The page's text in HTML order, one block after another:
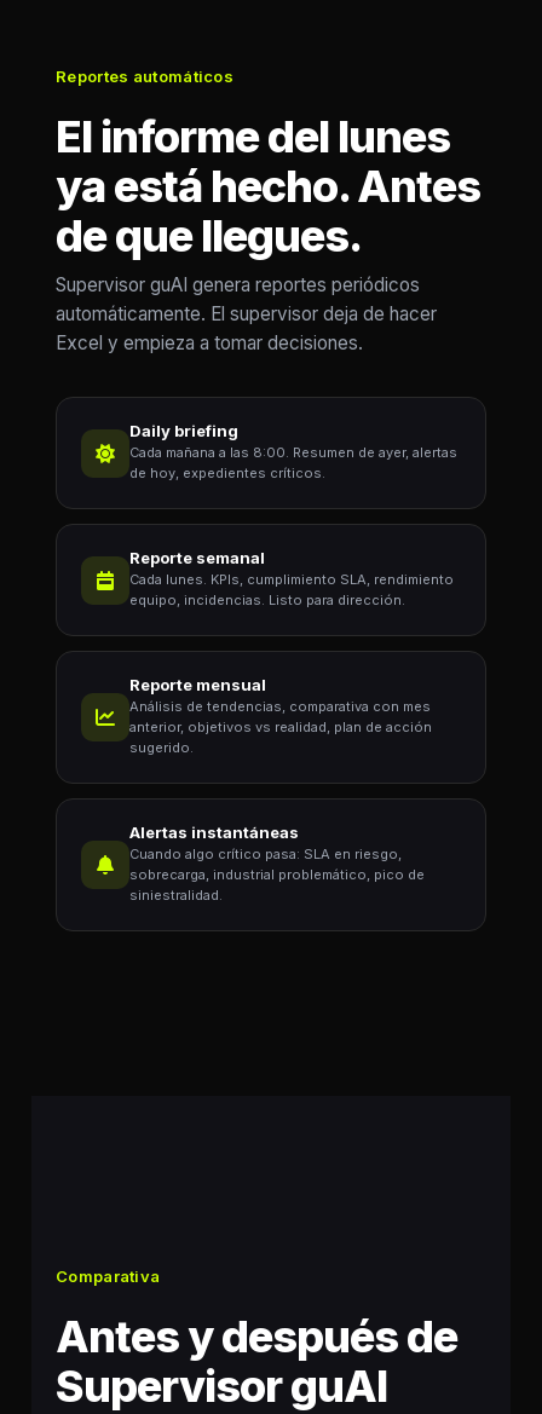
Reportes automáticos
El informe del lunes
ya está hecho. Antes
de que llegues.
Supervisor guAI genera reportes periódicos
automáticamente. El supervisor deja de hacer
Excel y empieza a tomar decisiones.
Daily briefing
Cada mañana a las 8:00. Resumen de ayer, alertas
de hoy, expedientes críticos.
Reporte semanal
Cada lunes. KPIs, cumplimiento SLA, rendimiento
equipo, incidencias. Listo para dirección.
Reporte mensual
Análisis de tendencias, comparativa con mes
anterior, objetivos vs realidad, plan de acción
sugerido.
Alertas instantáneas
Cuando algo crítico pasa: SLA en riesgo,
sobrecarga, industrial problemático, pico de
siniestralidad.
Comparativa
Antes y después de
Supervisor guAI